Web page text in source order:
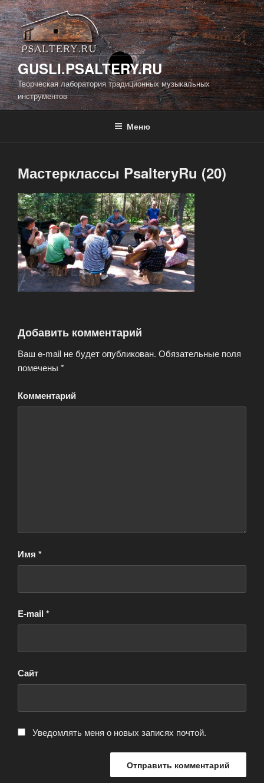
Перейти
к
содержимому
GUSLI.PSALTERY.RU
Творческая лаборатория традиционных музыкальных
инструментов
Меню
Мастерклассы PsalteryRu (20)
Добавить комментарий
Ваш e-mail не будет опубликован. Обязательные поля
помечены *
Комментарий
Имя *
E-mail *
Сайт
Уведомлять меня о новых записях почтой.